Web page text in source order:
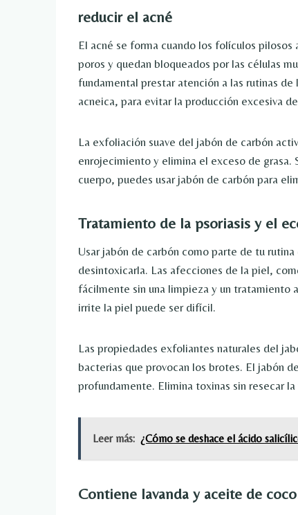
reducir el acné
El acné se forma cuando los folículos
poros y quedan bloqueados por las células
fundamental prestar atención a las rutinas
acneica, para evitar la producción excesiva
La exfoliación suave del jabón de carbón
enrojecimiento y elimina el exceso de grasa.
cuerpo, puedes usar jabón de carbón para
Tratamiento de la psoriasis y el
Usar jabón de carbón como parte de tu
desintoxicarla. Las afecciones de la piel,
fácilmente sin una limpieza y un tratamiento
irrite la piel puede ser difícil.
Las propiedades exfoliantes naturales del
bacterias que provocan los brotes. El jabón
profundamente. Elimina toxinas sin resecar
Leer más: ¿Cómo se deshace el ácido
Contiene lavanda y aceite de